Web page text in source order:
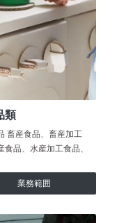
類
畜産食品、畜産加工
食品、水産加工食品、
業務範囲